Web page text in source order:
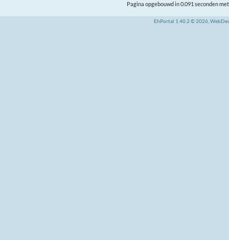
Pagina opgebouwd in 0.091 seconden
EhPortal 1.40.2 © 2026,